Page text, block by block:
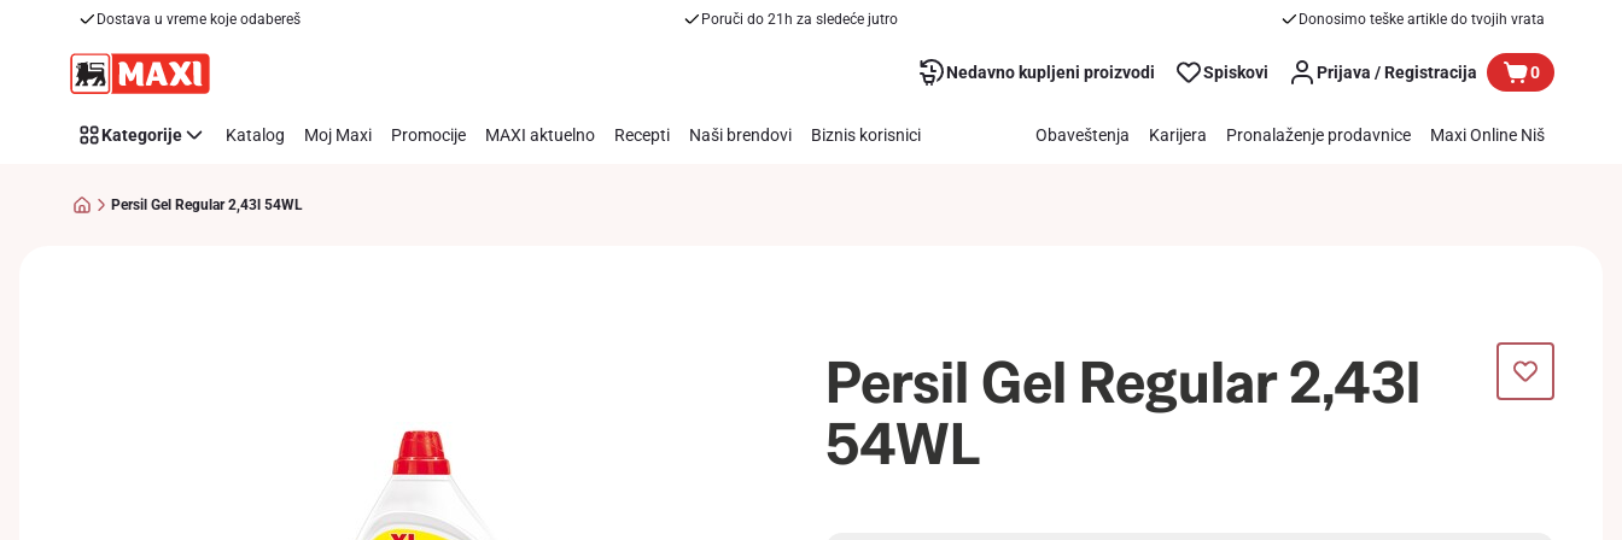
Dostava u vreme koje odabereš Poruči do 21h za sledeće jutro Donosimo teške artikle do tvojih vrata
Nedavno kupljeni proizvodi Spiskovi Prijava / Registracija 0
Kategorije Katalog Moj Maxi Promocije MAXI aktuelno Recepti Naši brendovi Biznis korisnici Obaveštenja Karijera Pronalaženje prodavnice Maxi Online Niš
Persil Gel Regular 2,43l 54WL
Persil Gel Regular 2,43l
54WL